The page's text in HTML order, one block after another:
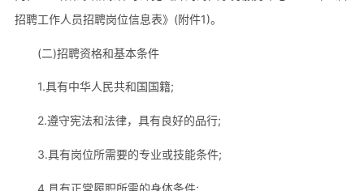
招聘工作人员招聘岗位信息表》(附件1)。
(二)招聘资格和基本条件
1.具有中华人民共和国国籍;
2.遵守宪法和法律，具有良好的品行;
3.具有岗位所需要的专业或技能条件;